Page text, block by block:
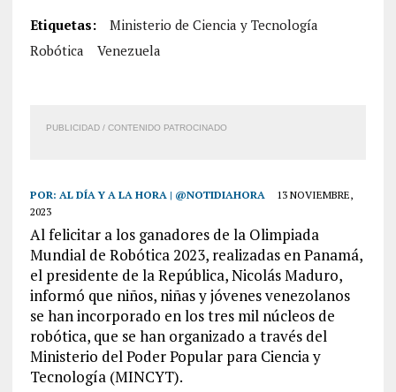
Etiquetas:
Ministerio de Ciencia y Tecnología
Robótica
Venezuela
PUBLICIDAD / CONTENIDO PATROCINADO
POR: AL DÍA Y A LA HORA | @NOTIDIAHORA
13 NOVIEMBRE,
2023
Al felicitar a los ganadores de la Olimpiada
Mundial de Robótica 2023, realizadas en Panamá,
el presidente de la República, Nicolás Maduro,
informó que niños, niñas y jóvenes venezolanos
se han incorporado en los tres mil núcleos de
robótica, que se han organizado a través del
Ministerio del Poder Popular para Ciencia y
Tecnología (MINCYT).